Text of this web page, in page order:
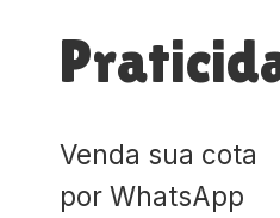
Venda sua cota
por WhatsApp